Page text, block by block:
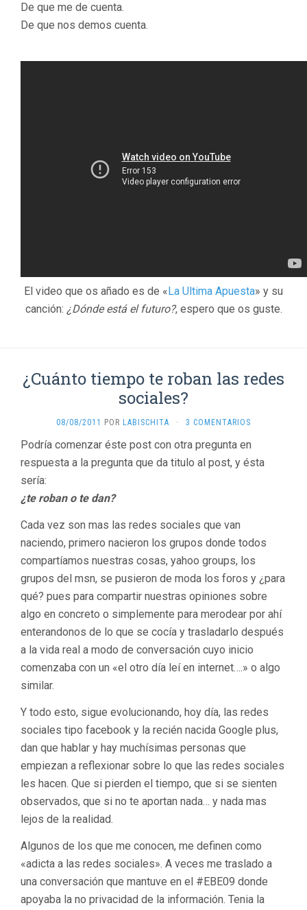
De que me de cuenta.
De que nos demos cuenta.
El video que os añado es de « La Ultima Apuesta» y su
canción: ¿Dónde está el futuro?, espero que os guste.
¿Cuánto tiempo te roban las redes
sociales?
08/08/2011 POR LABISCHITA · 3 COMENTARIOS
Podría comenzar éste post con otra pregunta en
respuesta a la pregunta que da titulo al post, y ésta
sería:
¿te roban o te dan?
Cada vez son mas las redes sociales que van
naciendo, primero nacieron los grupos donde todos
compartíamos nuestras cosas, yahoo groups, los
grupos del msn, se pusieron de moda los foros y ¿para
qué? pues para compartir nuestras opiniones sobre
algo en concreto o simplemente para merodear por ahí
enterandonos de lo que se cocía y trasladarlo después
a la vida real a modo de conversación cuyo inicio
comenzaba con un «el otro día leí en internet….» o algo
similar.
Y todo esto, sigue evolucionando, hoy día, las redes
sociales tipo facebook y la recién nacida Google plus,
dan que hablar y hay muchísimas personas que
empiezan a reflexionar sobre lo que las redes sociales
les hacen. Que si pierden el tiempo, que si se sienten
observados, que si no te aportan nada… y nada mas
lejos de la realidad.
Algunos de los que me conocen, me definen como
«adicta a las redes sociales». A veces me traslado a
una conversación que mantuve en el #EBE09 donde
apoyaba la no privacidad de la información. Tenia la